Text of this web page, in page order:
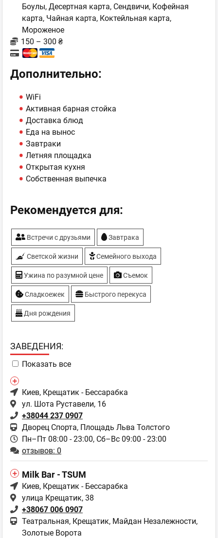
Боулы, Десертная карта, Сендвичи, Кофейная
карта, Чайная карта, Коктейльная карта,
Мороженое
150 – 300 ₴
Дополнительно:
WiFi
Активная барная стойка
Доставка блюд
Еда на вынос
Завтраки
Летняя площадка
Открытая кухня
Собственная выпечка
Рекомендуется для:
Встречи с друзьями Завтрака
Светской жизни Семейного выхода
Ужина по разумной цене Съемок
Сладкоежек Быстрого перекуса
Дня рождения
ЗAВЕДЕНИЯ:
Показать все
Киев, Крещатик - Бессарабка
ул. Шота Руставели, 16
+38044 237 0907
Дворец Спорта, Площадь Льва Толстого
Пн–Пт 08:00 - 23:00, Сб–Вс 09:00 - 23:00
отзывов: 0
Milk Bar - TSUM
Киев, Крещатик - Бессарабка
улица Крещатик, 38
+38067 006 0907
Театральная, Крещатик, Майдан Незалежности,
Золотые Ворота